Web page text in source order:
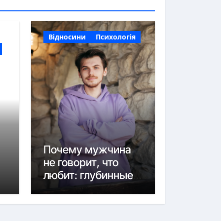
Відносини Психологія
Почему мужчина
не говорит, что
любит: глубинные
причины и как
понять его